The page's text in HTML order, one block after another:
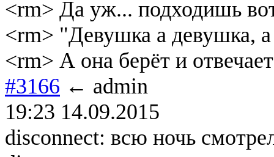
<rm> Да уж... подходишь
<rm> "Девушка а девушка, а
<rm> А она берёт и
#3166 ← admin
19:23 14.09.2015
disconnect: всю ночь